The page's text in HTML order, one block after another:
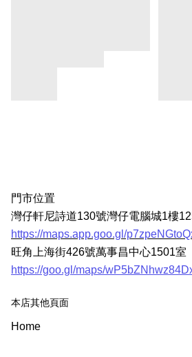
門市位置
灣仔軒尼詩道130號灣仔電腦城1樓
https://maps.app.goo.gl/
旺角上海街426號萬事昌中心1501室
https://goo.gl/maps/
本店其他頁面
Home